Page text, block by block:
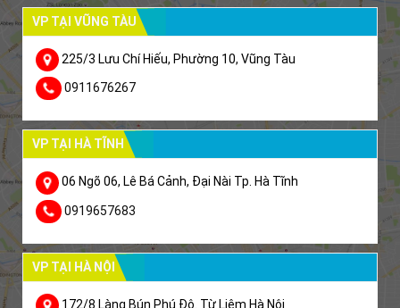
VP TẠI VŨNG TÀU
225/3 Lưu Chí Hiếu, Phường 10, Vũng Tàu
0911676267
VP TẠI HÀ TĨNH
06 Ngõ 06, Lê Bá Cảnh, Đại Nài Tp. Hà Tĩnh
0919657683
VP TẠI HÀ NỘI
172/8 Làng Bún Phú Đô. Từ Liêm Hà Nội